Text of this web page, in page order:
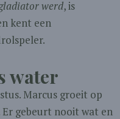
werd, is
kent een
water
Marcus groeit op
gebeurt nooit wat en